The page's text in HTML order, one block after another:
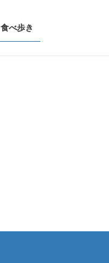
食べ歩き